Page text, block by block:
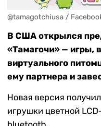
@tamagotchiusa /
В США открылся
«Тамагочи» — игры,
виртуального
ему партнера и
Новая версия
игрушки цветной